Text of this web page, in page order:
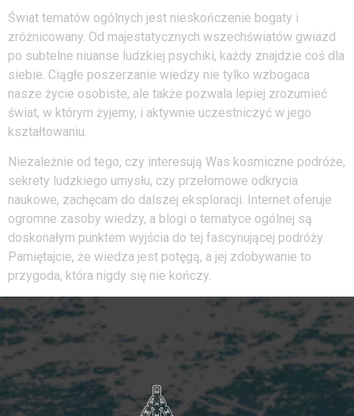
Świat tematów ogólnych jest nieskończenie bogaty i
zróżnicowany. Od majestatycznych wszechświatów gwiazd
po subtelne niuanse ludzkiej psychiki, każdy znajdzie coś dla
siebie. Ciągłe poszerzanie wiedzy nie tylko wzbogaca
nasze życie osobiste, ale także pozwala lepiej zrozumieć
świat, w którym żyjemy, i aktywnie uczestniczyć w jego
kształtowaniu.
Niezależnie od tego, czy interesują Was kosmiczne podróże,
sekrety ludzkiego umysłu, czy przełomowe odkrycia
naukowe, zachęcam do dalszej eksploracji. Internet oferuje
ogromne zasoby wiedzy, a blogi o tematyce ogólnej są
doskonałym punktem wyjścia do tej fascynującej podróży.
Pamiętajcie, że wiedza jest potęgą, a jej zdobywanie to
przygoda, która nigdy się nie kończy.